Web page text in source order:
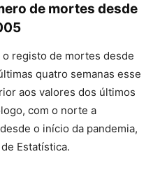
de mortes desde
registo de mortes desde
quatro semanas esse
aos valores dos últimos
com o norte a
o início da pandemia,
Estatística.